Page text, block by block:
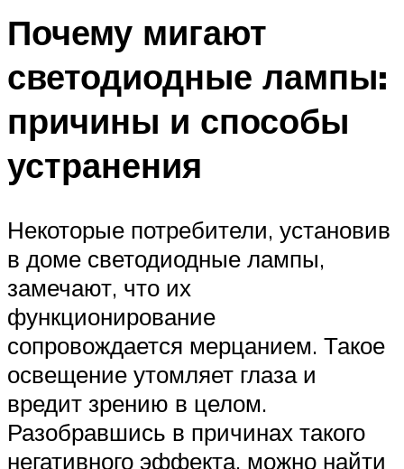
Почему мигают
светодиодные лампы:
причины и способы
устранения
Некоторые потребители, установив
в доме светодиодные лампы,
замечают, что их
функционирование
сопровождается мерцанием. Такое
освещение утомляет глаза и
вредит зрению в целом.
Разобравшись в причинах такого
негативного эффекта, можно найти